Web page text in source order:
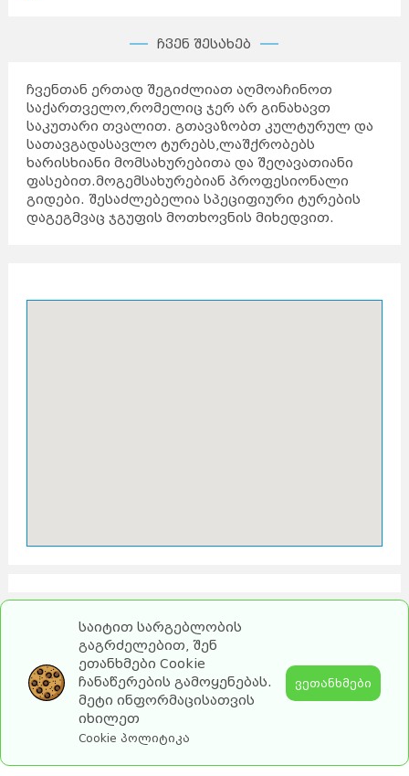
ჩვენ შესახებ
ჩვენთან ერთად შეგიძლიათ აღმოაჩინოთ
საქართველო,რომელიც ჯერ არ გინახავთ
საკუთარი თვალით. გთავაზობთ კულტურულ და
სათავგადასავლო ტურებს,ლაშქრობებს
ხარისხიანი მომსახურებითა და შეღავათიანი
ფასებით.მოგემსახურებიან პროფესიონალი
გიდები. შესაძლებელია სპეციფიური ტურების
დაგეგმვაც ჯგუფის მოთხოვნის მიხედვით.
2026 turebi.ge. All Rights Reserved.
საიტით სარგებლობის
გაგრძელებით, შენ
ეთანხმები Cookie
ჩანაწერების გამოყენებას.
მეტი ინფორმაცისათვის
იხილეთ
Cookie პოლიტიკა
ვეთანხმები